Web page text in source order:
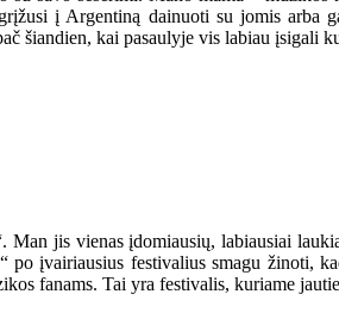
į Argentiną dainuoti su jomis
šiandien, kai pasaulyje vis labiau įsigali
jis vienas įdomiausių, labiausiai
po įvairiausius festivalius smagu
fanams. Tai yra festivalis, kuriame